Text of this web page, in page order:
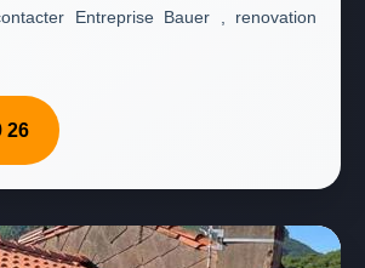
Entreprise Bauer , renovation
26